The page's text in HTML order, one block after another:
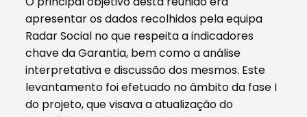
apresentar os dados recolhidos pela equipa
Radar Social no que respeita a indicadores
chave da Garantia, bem como a análise
interpretativa e discussão dos mesmos. Este
levantamento foi efetuado no âmbito da fase I
do projeto, que visava a atualização do